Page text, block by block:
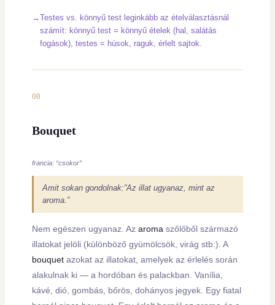
Testes vs. könnyű test leginkább az ételválasztásnál
számít: könnyű test = könnyű ételek (hal, salátás
fogások), testes = húsok, raguk, érlelt sajtok.
08
Bouquet
francia: “csokor”
Amit sokan gondolnak:”Az illat ugyanaz, mint az
aroma.”
Nem egészen ugyanaz. Az aroma szőlőből származó
illatokat jelöli (különböző gyümölcsök, virág stb:). A
bouquet azokat az illatokat, amelyek az érlelés során
alakulnak ki — a hordóban és palackban. Vanília,
kávé, dió, gombás, bőrös, dohányos jegyek. Egy fiatal